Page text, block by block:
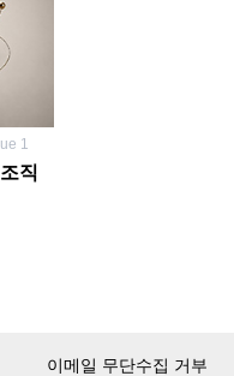
1
직
이메일 무단수집 거부